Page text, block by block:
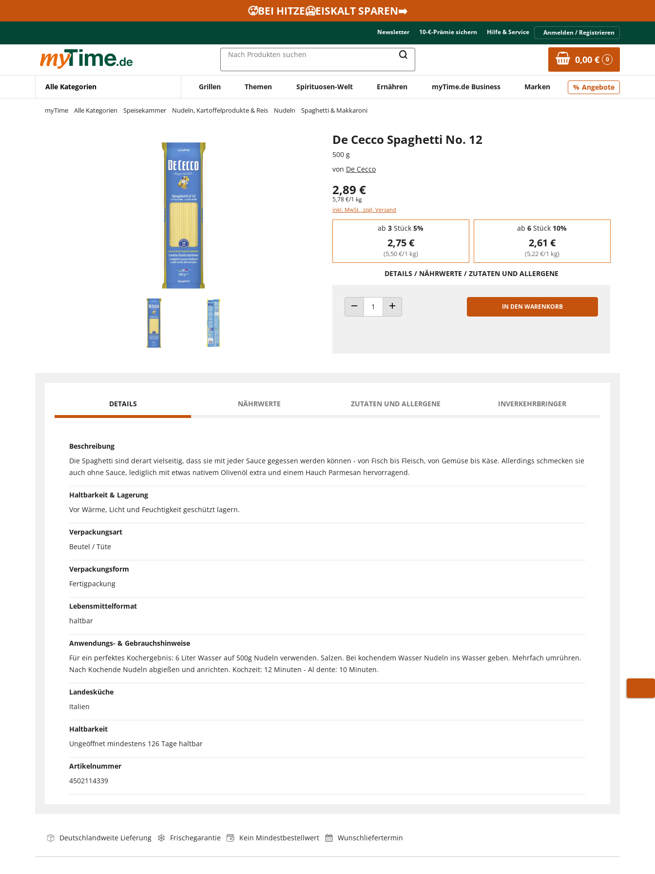
Zur Navigation springen
🥵BEI HITZE🥶EISKALT SPAREN➡️
Newsletter 10-€-Prämie sichern Hilfe & Service Anmelden / Registrieren
Nach Produkten suchen 0,00 € 0
Alle Kategorien Grillen Themen Spirituosen-Welt Ernähren myTime.de Business Marken Angebote
myTime Alle Kategorien Speisekammer Nudeln, Kartoffelprodukte & Reis Nudeln Spaghetti & Makkaroni
De Cecco Spaghetti No. 12
500 g
von De Cecco
2,89 €
5,78 €/1 kg
inkl. MwSt., zzgl. Versand
Staffelpreise - Mengenrabatt
ab 3 Stück 5%
2,75 €
(5,50 €/1 kg)
ab 6 Stück 10%
2,61 €
(5,22 €/1 kg)
DETAILS / NÄHRWERTE / ZUTATEN UND ALLERGENE
ANZAHL VERRINGERNANZAHL ERHÖHEN
IN DEN WARENKORB
DETAILS NÄHRWERTE ZUTATEN UND ALLERGENE INVERKEHRBRINGER
Beschreibung
Die Spaghetti sind derart vielseitig, dass sie mit jeder Sauce gegessen werden können - von Fisch bis Fleisch, von Gemüse bis Käse. Allerdings schmecken sie
auch ohne Sauce, lediglich mit etwas nativem Olivenöl extra und einem Hauch Parmesan hervorragend.
Haltbarkeit & Lagerung
Vor Wärme, Licht und Feuchtigkeit geschützt lagern.
Verpackungsart
Beutel / Tüte
Verpackungsform
Fertigpackung
Lebensmittelformat
haltbar
Anwendungs- & Gebrauchshinweise
Für ein perfektes Kochergebnis: 6 Liter Wasser auf 500g Nudeln verwenden. Salzen. Bei kochendem Wasser Nudeln ins Wasser geben. Mehrfach umrühren.
Nach Kochende Nudeln abgießen und anrichten. Kochzeit: 12 Minuten - Al dente: 10 Minuten.
Landesküche
Italien
Haltbarkeit
Ungeöffnet mindestens 126 Tage haltbar
Artikelnummer
4502114339
Deutschlandweite Lieferung Frischegarantie Kein Mindestbestellwert Wunschliefertermin